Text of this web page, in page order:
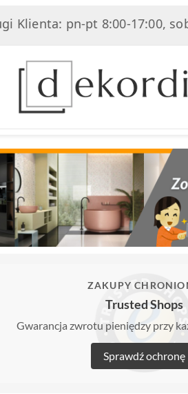
pn-pt 8:00-17:00, sob 8:00-
ZAKUPY
Trusted Shops
Gwarancja zwrotu pieniędzy przy
Sprawdź ochronę